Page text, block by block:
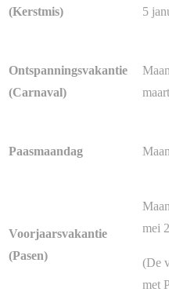
(Kerstmis)
5
Ontspanningsvakantie
(Carnaval)
Paasmaandag
Voorjaarsvakantie
(Pasen)
mei
(De
met